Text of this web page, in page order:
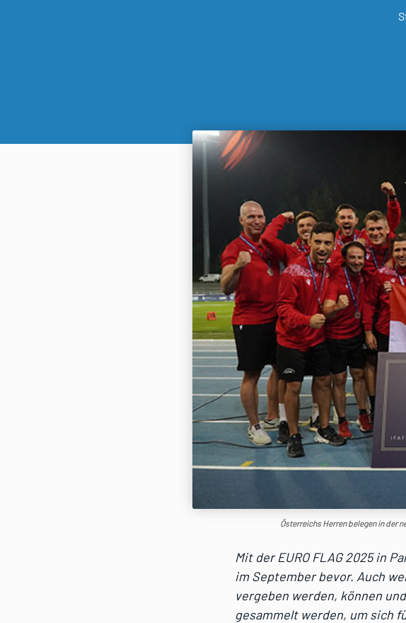
Österreichs Herren belegen in der
Mit der EURO FLAG 2025 in
im September bevor. Auch
vergeben werden, können
gesammelt werden, um sich